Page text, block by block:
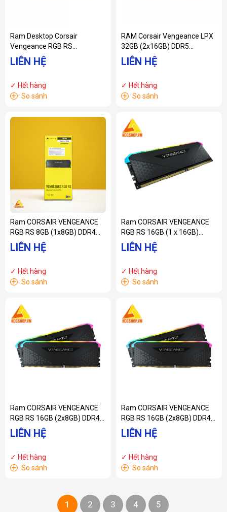
Ram Desktop Corsair
Vengeance RGB RS
(CMG64GX4M2E3200C16)
64GB (2x32GB) DDR4
LIÊN HỆ
✓ Hết hàng
+ So sánh
RAM Corsair Vengeance LPX
32GB (2x16GB) DDR5
4800MHz Black
(CMK32GX5M2A4800C40)
LIÊN HỆ
✓ Hết hàng
+ So sánh
Ram CORSAIR VENGEANCE
RGB RS 8GB (1x8GB) DDR4
3200MHz
(CMG8GX4M1E3200C16)
LIÊN HỆ
✓ Hết hàng
+ So sánh
Ram CORSAIR VENGEANCE
RGB RS 16GB (1 x 16GB)
DDR4 DRAM 3200MHz (
CMG16GX4M1E3200C16 )
LIÊN HỆ
✓ Hết hàng
+ So sánh
Ram CORSAIR VENGEANCE
RGB RS 16GB (2x8GB) DDR4
3200MHz
(CMG16GX4M2E3200C16)
LIÊN HỆ
✓ Hết hàng
+ So sánh
Ram CORSAIR VENGEANCE
RGB RS 16GB (2x8GB) DDR4
3600MHz
(CMG16GX4M2D3600C18)
LIÊN HỆ
✓ Hết hàng
+ So sánh
1 2 3 4 5